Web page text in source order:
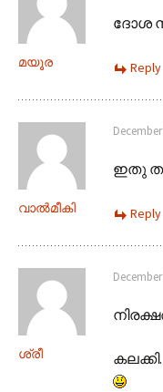
മയൂര
ദോശ
Reply
വാല്‍മീകി
ഇതു
Reply
ശ്രീ കലക്കി.